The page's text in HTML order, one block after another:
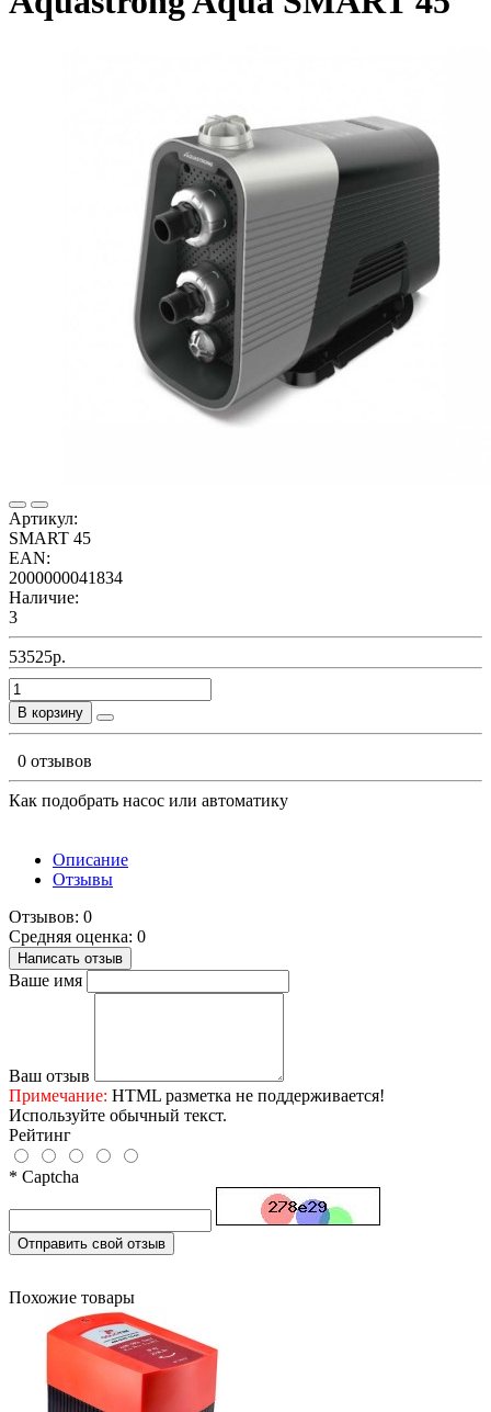
Артикул:
SMART 45
EAN:
2000000041834
Наличие:
3
53525р.
В корзину
0 отзывов
Как подобрать насос или автоматику
Описание
Отзывы
Отзывов: 0
Средняя оценка: 0
Написать отзыв
Ваше имя
Ваш отзыв
Примечание: HTML разметка не поддерживается!
Используйте обычный текст.
Рейтинг
* Captcha
Отправить свой отзыв
Похожие товары